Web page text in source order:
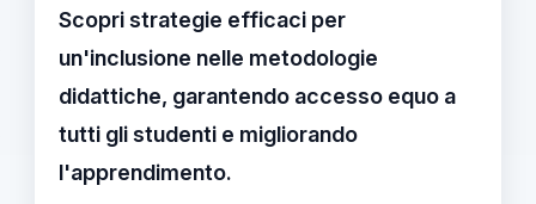
Scopri strategie efficaci per
un'inclusione nelle metodologie
didattiche, garantendo accesso equo a
tutti gli studenti e migliorando
l'apprendimento.